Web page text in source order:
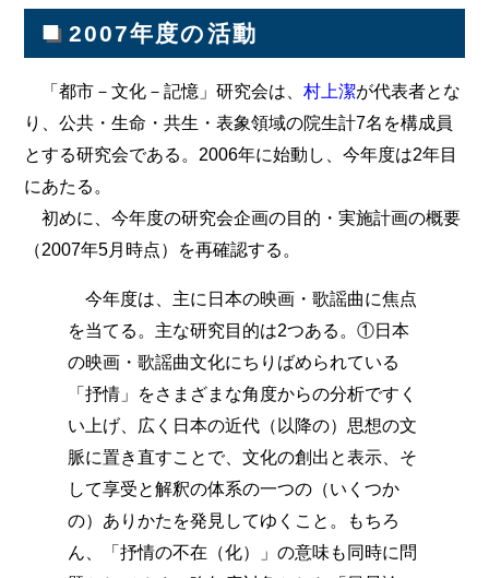
■ 2007年度の活動
「都市－文化－記憶」研究会は、村上潔が代表者とな
り、公共・生命・共生・表象領域の院生計7名を構成員
とする研究会である。2006年に始動し、今年度は2年目
にあたる。
初めに、今年度の研究会企画の目的・実施計画の概要
（2007年5月時点）を再確認する。
今年度は、主に日本の映画・歌謡曲に焦点
を当てる。主な研究目的は2つある。①日本
の映画・歌謡曲文化にちりばめられている
「抒情」をさまざまな角度からの分析ですく
い上げ、広く日本の近代（以降の）思想の文
脈に置き直すことで、文化の創出と表示、そ
して享受と解釈の体系の一つの（いくつか
の）ありかたを発見してゆくこと。もちろ
ん、「抒情の不在（化）」の意味も同時に問